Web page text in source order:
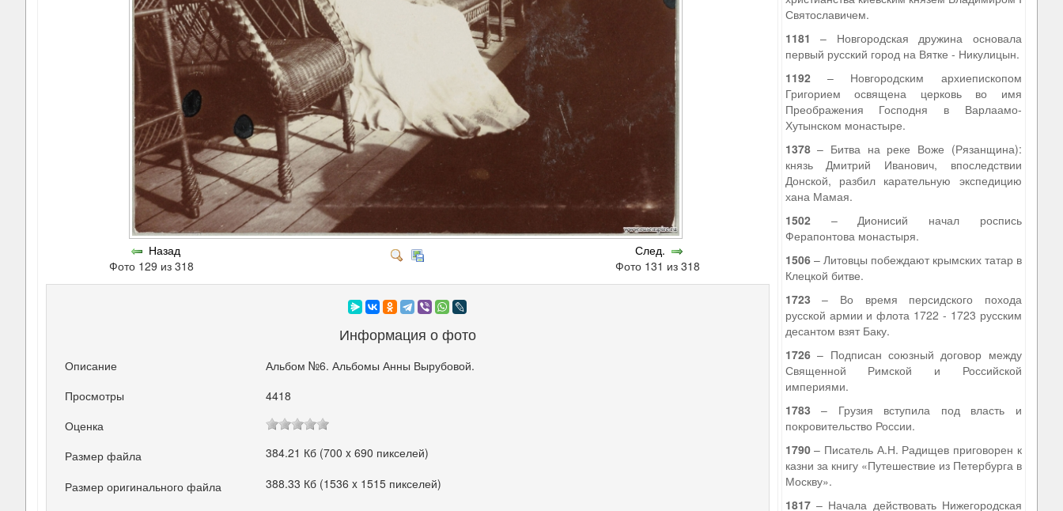
Назад
Фото 129 из 318
След.
Фото 131 из 318
Информация о фото
Описание
Альбом №6. Альбомы Анны Вырубовой.
Просмотры
4418
Оценка
Размер файла
384.21 Кб (700 x 690 пикселей)
Размер оригинального файла 388.33 Кб (1536 x 1515 пикселей)
Святославичем.
1181 – Новгородская дружина основала
первый русский город на Вятке - Никулицын.
1192– Новгородским архиепископом
Григорием освящена церковь во имя
Преображения Господня в Варлаамо-
Хутынском монастыре.
1378– Битва на реке Воже (Рязанщина):
князь Дмитрий Иванович, впоследствии
Донской, разбил карательную экспедицию
хана Мамая.
1502– Дионисий начал роспись
Ферапонтова монастыря.
1506– Литовцы побеждают крымских татар в
Клецкой битве.
1723 – Во время персидского похода
русской армии и флота 1722 - 1723 русским
десантом взят Баку.
1726– Подписан союзный договор между
Священной Римской и Российской
империями.
1783 – Грузия вступила под власть и
покровительство России.
1790– Писатель А.Н. Радищев приговорен к
казни за книгу «Путешествие из Петербурга в
Москву».
1817– Начала действовать Нижегородская